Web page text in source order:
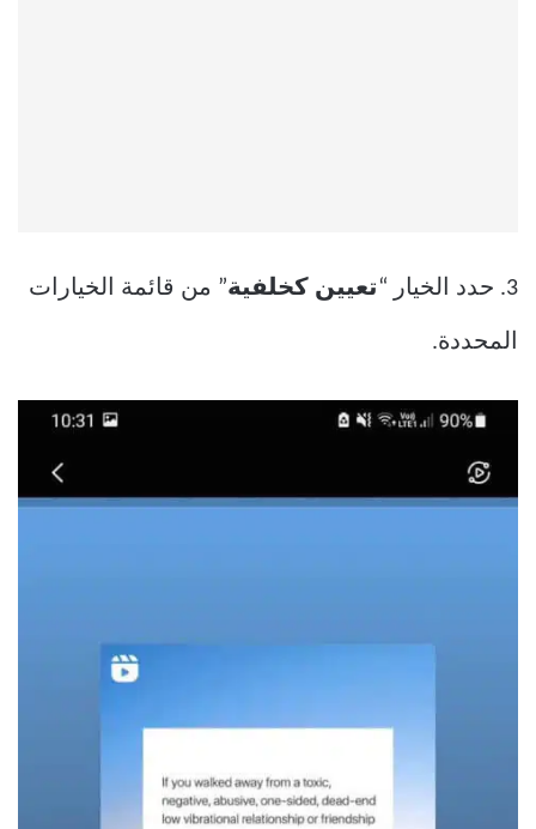
3. حدد الخيار “ تعيين كخلفية” من قائمة الخيارات
المحددة.